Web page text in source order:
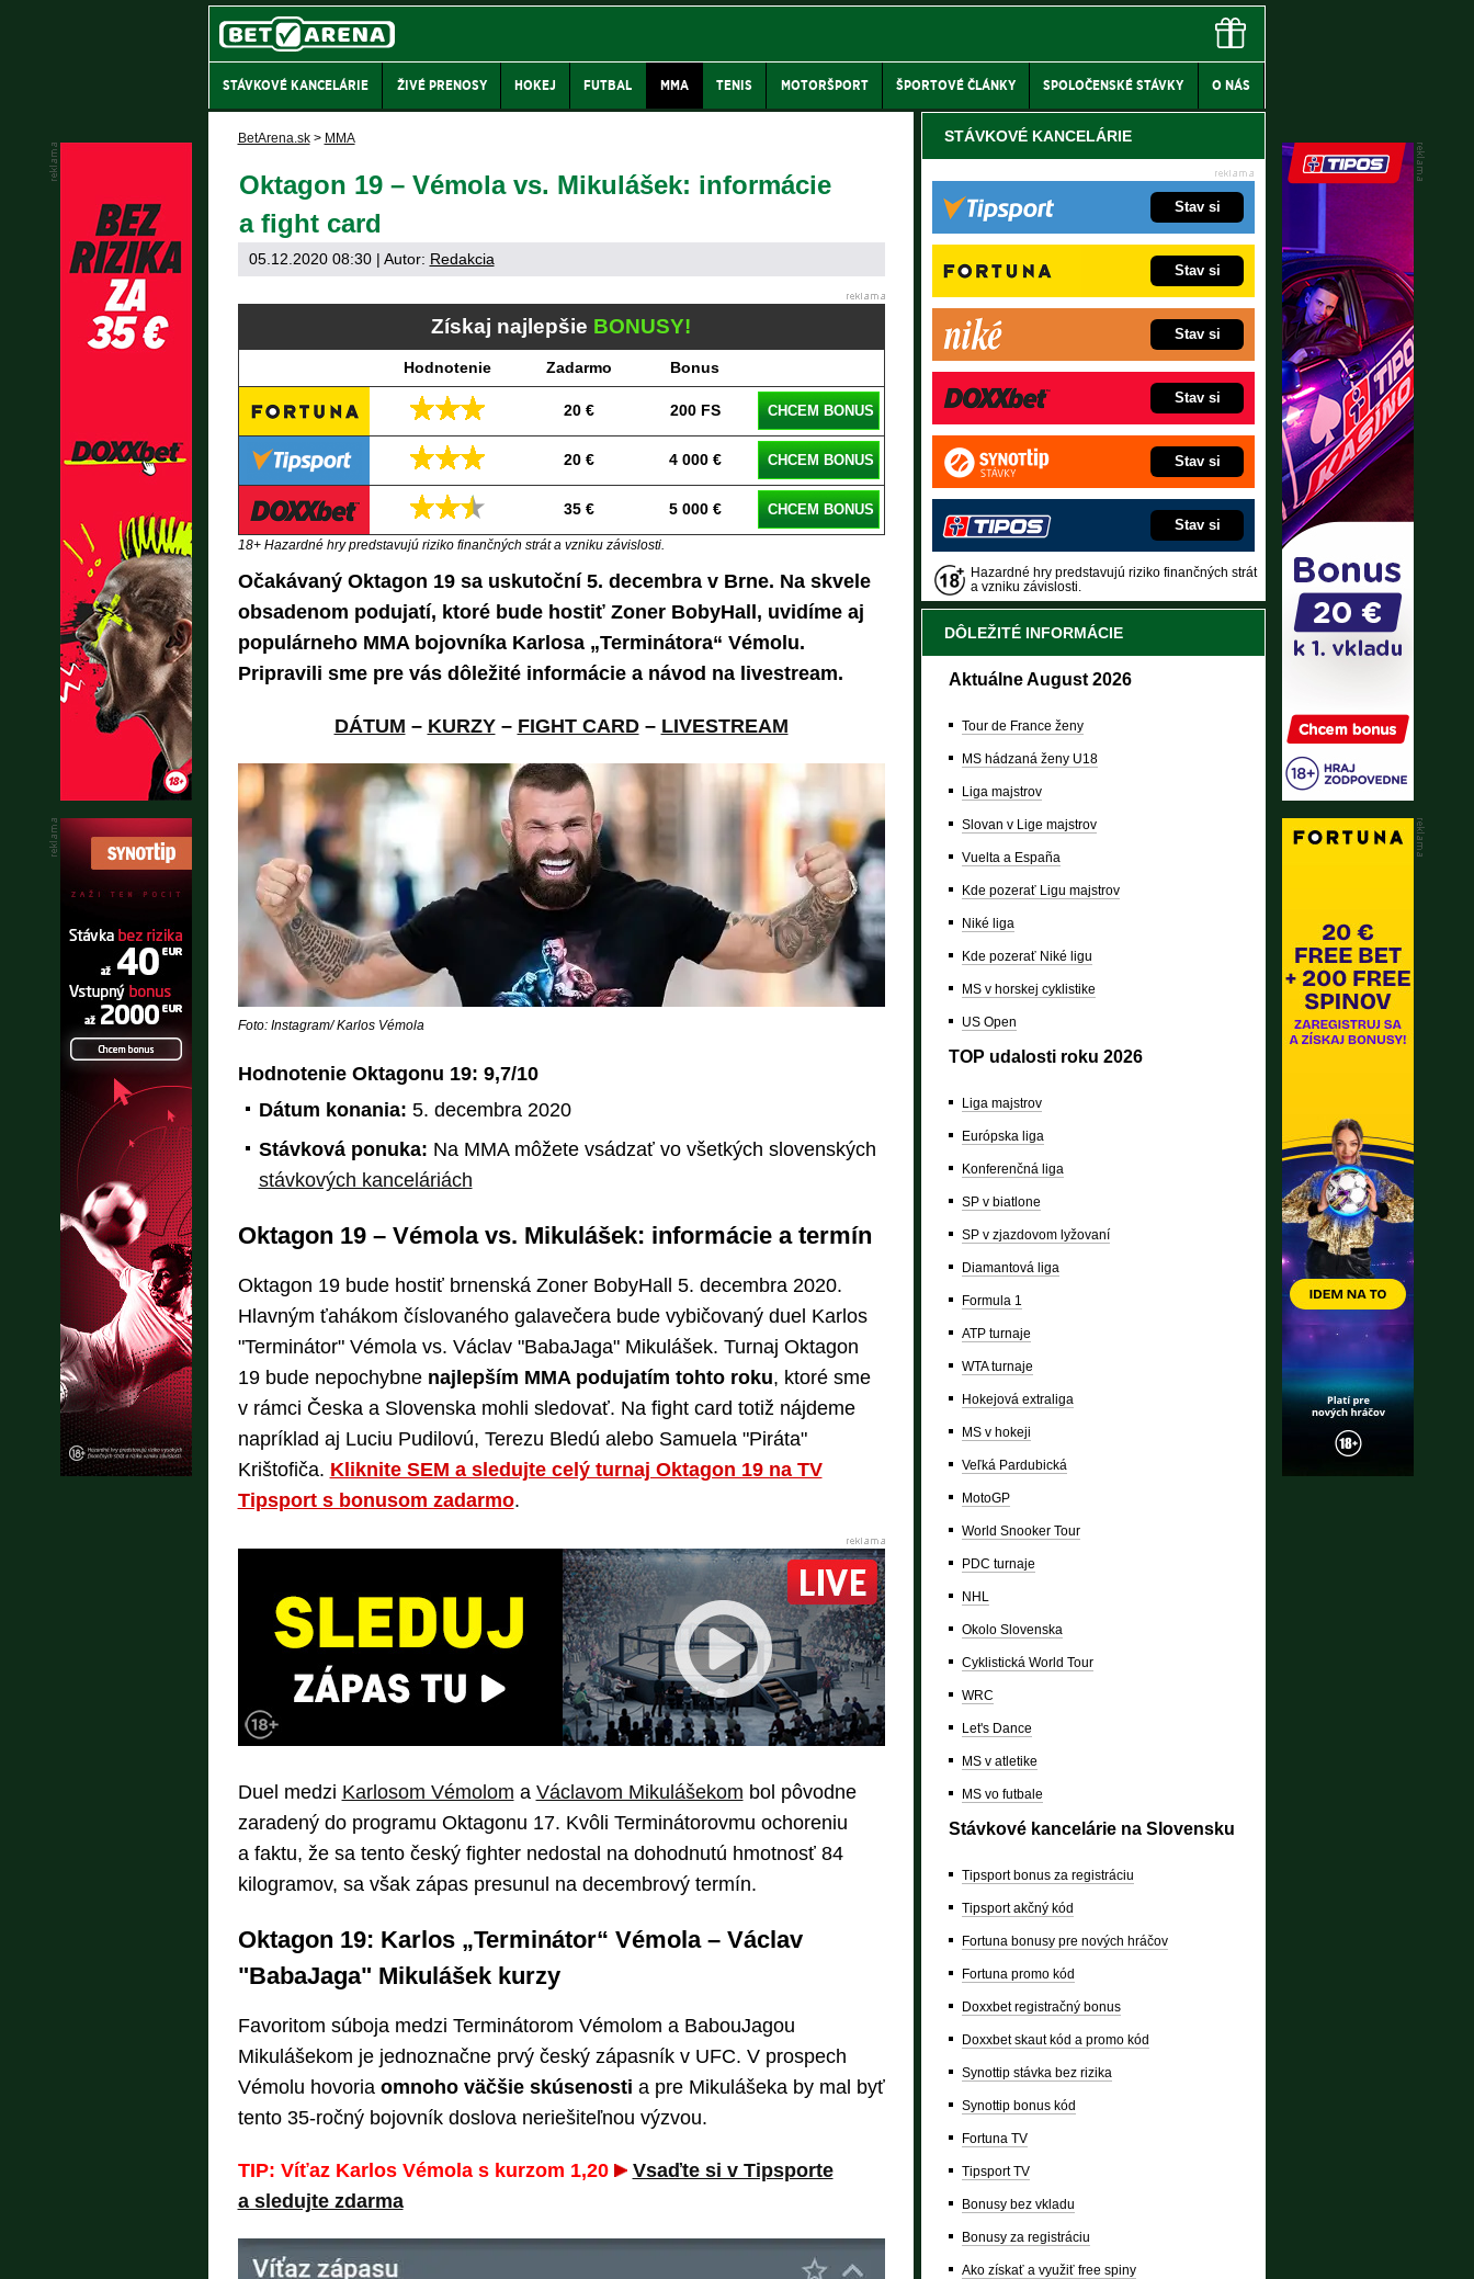
STÁVKOVÉ KANCELÁRIE ŽIVÉ PRENOSY HOKEJ FUTBAL MMA TENIS MOTORŠPORT ŠPORTOVÉ ČLÁNKY SPOLOČENSKÉ STÁVKY O NÁS
BetArena.sk > MMA
Oktagon 19 – Vémola vs. Mikulášek: informácie
a fight card
05.12.2020 08:30| Autor: Redakcia
Získaj najlepšie BONUSY!
Hodnotenie Zadarmo Bonus
20 € 200 FS CHCEM BONUS
20 € 4 000 € CHCEM BONUS
35 € 5 000 € CHCEM BONUS
18+ Hazardné hry predstavujú riziko finančných strát a vzniku závislosti.
Očakávaný Oktagon 19 sa uskutoční 5. decembra v Brne. Na skvele
obsadenom podujatí, ktoré bude hostiť Zoner BobyHall, uvidíme aj
populárneho MMA bojovníka Karlosa „Terminátora“ Vémolu.
Pripravili sme pre vás dôležité informácie a návod na livestream.
DÁTUM – KURZY– FIGHT CARD– LIVESTREAM
Foto: Instagram/ Karlos Vémola
Hodnotenie Oktagonu 19: 9,7/10
Dátum konania: 5. decembra 2020
Stávková ponuka: Na MMA môžete vsádzať vo všetkých slovenských
stávkových kanceláriách
Oktagon 19 – Vémola vs. Mikulášek: informácie a termín
Oktagon 19 bude hostiť brnenská Zoner BobyHall 5. decembra 2020.
Hlavným ťahákom číslovaného galavečera bude vybičovaný duel Karlos
"Terminátor" Vémola vs. Václav "BabaJaga" Mikulášek. Turnaj Oktagon
19 bude nepochybne najlepším MMA podujatím tohto roku, ktoré sme
v rámci Česka a Slovenska mohli sledovať. Na fight card totiž nájdeme
napríklad aj Luciu Pudilovú, Terezu Bledú alebo Samuela "Piráta"
Krištofiča. Kliknite SEM a sledujte celý turnaj Oktagon 19 na TV
Tipsport s bonusom zadarmo.
Duel medzi Karlosom Vémolom a Václavom Mikulášekom bol pôvodne
zaradený do programu Oktagonu 17. Kvôli Terminátorovmu ochoreniu
a faktu, že sa tento český fighter nedostal na dohodnutú hmotnosť 84
kilogramov, sa však zápas presunul na decembrový termín.
Oktagon 19: Karlos „Terminátor“ Vémola – Václav
"BabaJaga" Mikulášek kurzy
Favoritom súboja medzi Terminátorom Vémolom a BabouJagou
Mikulášekom je jednoznačne prvý český zápasník v UFC. V prospech
Vémolu hovoria omnoho väčšie skúsenosti a pre Mikulášeka by mal byť
tento 35-ročný bojovník doslova neriešiteľnou výzvou.
TIP: Víťaz Karlos Vémola s kurzom 1,20
Vsaďte si v Tipsporte
a sledujte zdarma
STÁVKOVÉ KANCELÁRIE
Stav si
Stav si
Stav si
Stav si
Stav si
Stav si
Hazardné hry predstavujú riziko finančných strát
a vzniku závislosti.
DÔLEŽITÉ INFORMÁCIE
Aktuálne August 2026
Tour de France ženy
MS hádzaná ženy U18
Liga majstrov
Slovan v Lige majstrov
Vuelta a España
Kde pozerať Ligu majstrov
Niké liga
Kde pozerať Niké ligu
MS v horskej cyklistike
US Open
TOP udalosti roku 2026
Liga majstrov
Európska liga
Konferenčná liga
SP v biatlone
SP v zjazdovom lyžovaní
Diamantová liga
Formula 1
ATP turnaje
WTA turnaje
Hokejová extraliga
MS v hokeji
Veľká Pardubická
MotoGP
World Snooker Tour
PDC turnaje
NHL
Okolo Slovenska
Cyklistická World Tour
WRC
Let's Dance
MS v atletike
MS vo futbale
Stávkové kancelárie na Slovensku
Tipsport bonus za registráciu
Tipsport akčný kód
Fortuna bonusy pre nových hráčov
Fortuna promo kód
Doxxbet registračný bonus
Doxxbet skaut kód a promo kód
Synottip stávka bez rizika
Synottip bonus kód
Fortuna TV
Tipsport TV
Bonusy bez vkladu
Bonusy za registráciu
Ako získať a využiť free spiny